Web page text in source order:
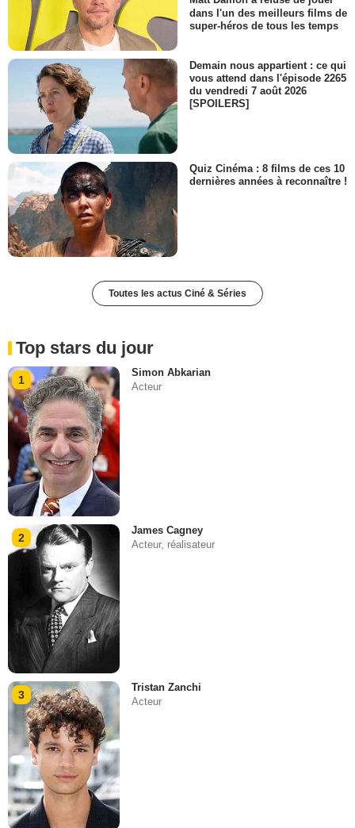
dans l'un des meilleurs films de
super-héros de tous les temps
Demain nous appartient : ce qui
vous attend dans l'épisode 2265
du vendredi 7 août 2026
[SPOILERS]
Quiz Cinéma : 8 films de ces 10
dernières années à reconnaître !
Toutes les actus Ciné & Séries
Top stars du jour
1
Simon Abkarian
Acteur
2
James Cagney
Acteur, réalisateur
3
Tristan Zanchi
Acteur